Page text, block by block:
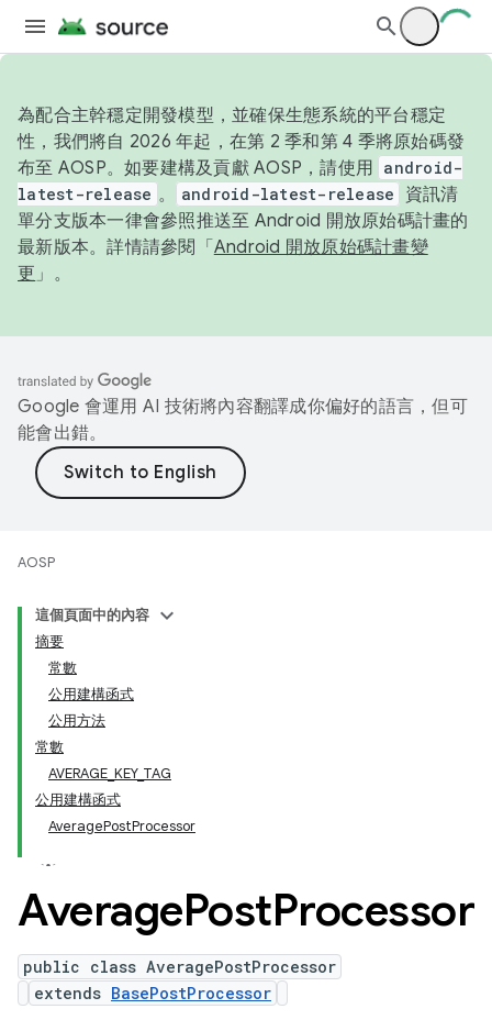
為配合主幹穩定開發模型，並確保生態系統的平台穩定
性，我們將自 2026 年起，在第 2 季和第 4 季將原始碼發
布至 AOSP。如要建構及貢獻 AOSP，請使用 android-
latest-release 。 android-latest-release
資訊清
單分支版本一律會參照推送至 Android 開放原始碼計畫的
最新版本。詳情請參閱「 Android 開放原始碼計畫變
更 」。
Google 會運用 AI 技術將內容翻譯成你偏好的語言，但可
能會出錯。
AOSP
這個頁面中的內容
摘要
常數
公用建構函式
公用方法
常數
AVERAGE_KEY_TAG
公用建構函式
AveragePostProcessor
AveragePostProcessor
public class AveragePostProcessor
extends BasePostProcessor